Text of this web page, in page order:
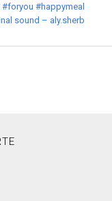
#foryou #happymeal
sound – aly.sherb